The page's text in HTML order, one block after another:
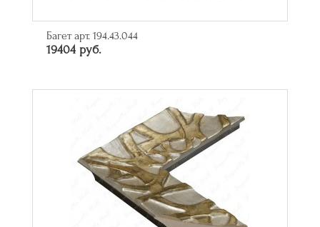
Багет арт. 194.43.044
19404 руб.